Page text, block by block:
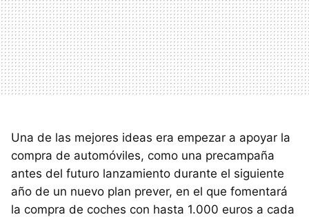
Una de las mejores ideas era empezar a apoyar la
compra de automóviles, como una precampaña
antes del futuro lanzamiento durante el siguiente
año de un nuevo plan prever, en el que fomentará
la compra de coches con hasta 1.000 euros a cada